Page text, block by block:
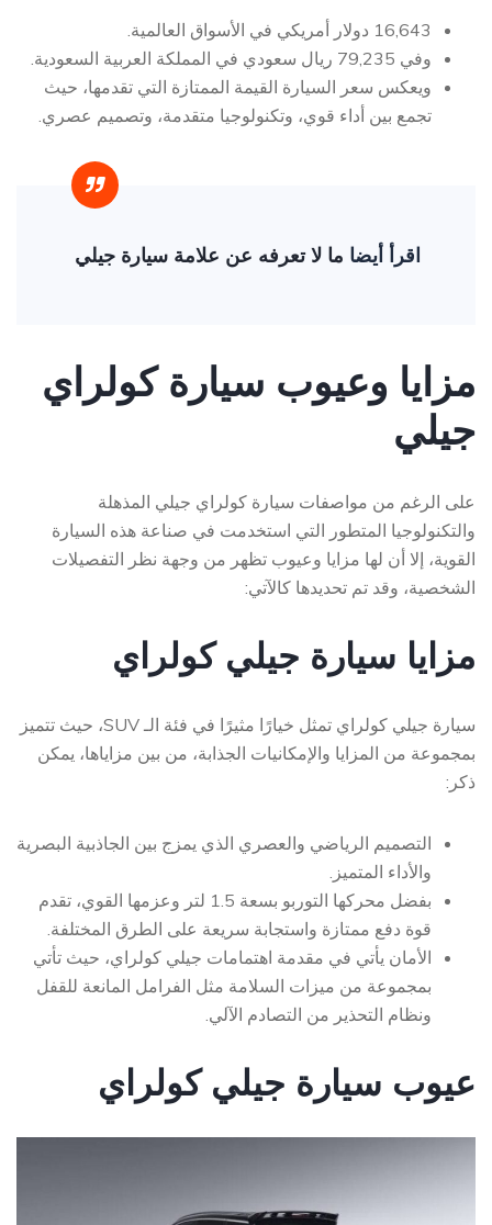
16,643 دولار أمريكي في الأسواق العالمية.
وفي 79,235 ريال سعودي في المملكة العربية السعودية.
ويعكس سعر السيارة القيمة الممتازة التي تقدمها، حيث
تجمع بين أداء قوي، وتكنولوجيا متقدمة، وتصميم عصري.
اقرأ أيضا ما لا تعرفه عن علامة سيارة جيلي
مزايا وعيوب سيارة كولراي
جيلي
على الرغم من مواصفات سيارة كولراي جيلي المذهلة
والتكنولوجيا المتطور التي استخدمت في صناعة هذه السيارة
القوية، إلا أن لها مزايا وعيوب تظهر من وجهة نظر التفصيلات
الشخصية، وقد تم تحديدها كالآتي:
مزايا سيارة جيلي كولراي
سيارة جيلي كولراي تمثل خيارًا مثيرًا في فئة الـ SUV، حيث تتميز
بمجموعة من المزايا والإمكانيات الجذابة، من بين مزاياها، يمكن
ذكر:
التصميم الرياضي والعصري الذي يمزج بين الجاذبية البصرية
والأداء المتميز.
بفضل محركها التوربو بسعة 1.5 لتر وعزمها القوي، تقدم
قوة دفع ممتازة واستجابة سريعة على الطرق المختلفة.
الأمان يأتي في مقدمة اهتمامات جيلي كولراي، حيث تأتي
بمجموعة من ميزات السلامة مثل الفرامل المانعة للقفل
ونظام التحذير من التصادم الآلي.
عيوب سيارة جيلي كولراي